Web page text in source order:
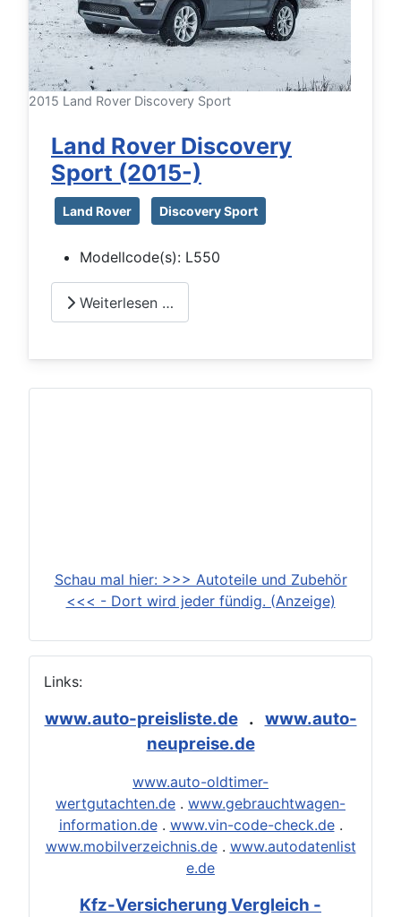
2015 Land Rover Discovery Sport
Land Rover Discovery
Sport (2015-)
Land Rover Discovery Sport
Modellcode(s): L550
Weiterlesen …
Schau mal hier: >>> Autoteile und Zubehör
<<< - Dort wird jeder fündig. (Anzeige)
Links:
www.auto-preisliste.de. www.auto-
neupreise.de
www.auto-oldtimer-
wertgutachten.de . www.gebrauchtwagen-
information.de. www.vin-code-check.de.
www.mobilverzeichnis.de. www.autodatenlist
e.de
Kfz-Versicherung Vergleich -